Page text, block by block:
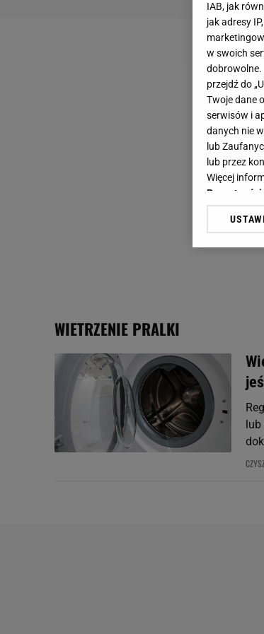
WIETRZENIE PRALKI
lub
IAB, jak
jak adresy
w swoich
dobrowolne.
przejdź do
Twoje dane
serwisów i
danych nie
lub
lub przez
Więcej
Prywatności
Klikając
badnie